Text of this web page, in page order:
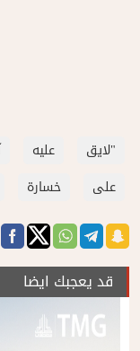
"لايق عليه
على
خسارة
قد يعجبك ايضا